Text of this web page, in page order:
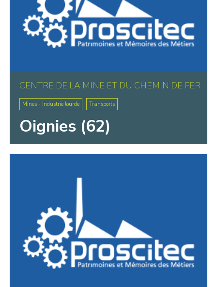
CENTRE DE LA MINE ET DU CHEMIN DE FER
Mines - Industrie lourde Transports
Oignies (62)